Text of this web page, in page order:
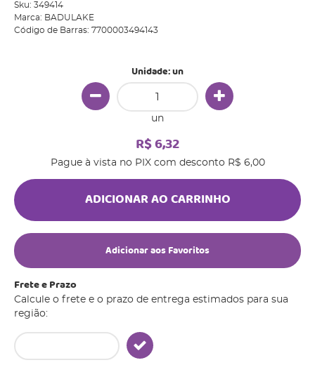
Sku: 349414
Marca: BADULAKE
Código de Barras: 7700003494143
Unidade: un
un
R$ 6,32
Pague à vista no PIX com desconto R$ 6,00
ADICIONAR AO CARRINHO
Adicionar aos Favoritos
Frete e Prazo
Calcule o frete e o prazo de entrega estimados para sua
região: